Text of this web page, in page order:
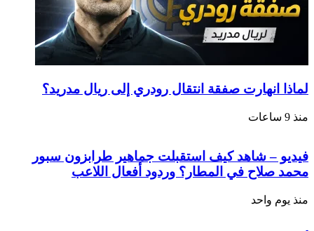
لماذا انهارت صفقة انتقال رودري إلى ريال مدريد؟
منذ 9 ساعات
فيديو – شاهد كيف استقبلت جماهير طرابزون سبور
محمد صلاح في المطار؟ وردود أفعال اللاعب
منذ يوم واحد